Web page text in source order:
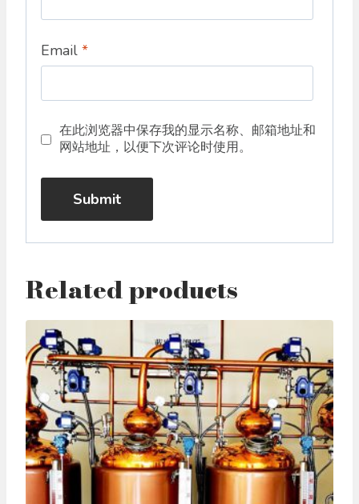
Email *
在此浏览器中保存我的显示名称、邮箱地址和
网站地址，以便下次评论时使用。
Related products